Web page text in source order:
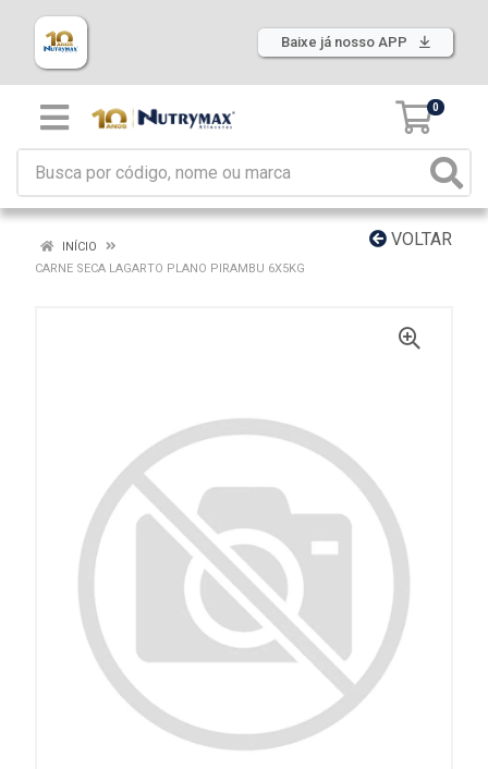
Baixe já nosso APP
0
VOLTAR
INÍCIO
CARNE SECA LAGARTO PLANO PIRAMBU 6X5KG